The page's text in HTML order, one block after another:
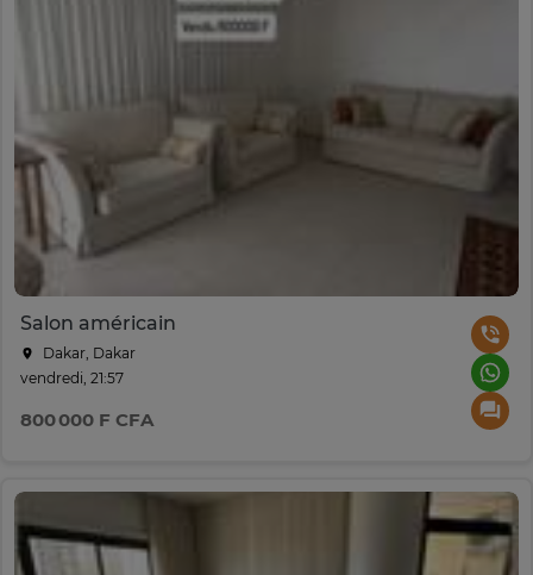
Salon américain
Dakar, Dakar
vendredi, 21:57
800 000 F CFA